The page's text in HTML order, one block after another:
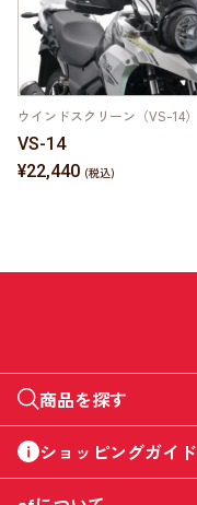
ウインドスクリーン（VS-14）
VS-14
¥22,440
商品を探す
ショッピングガイド